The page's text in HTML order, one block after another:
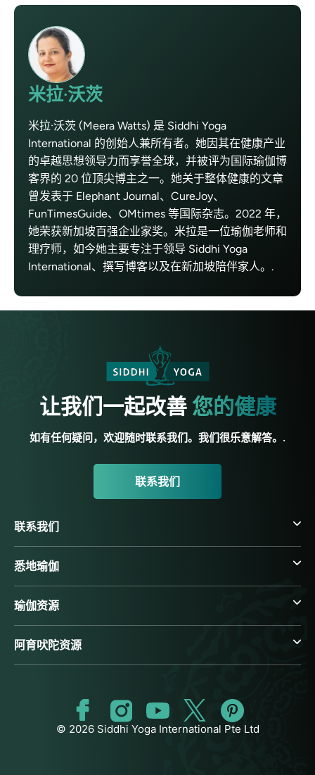
米拉·沃茨
米拉·沃茨 (Meera Watts) 是 Siddhi Yoga
International 的创始人兼所有者。她因其在健康产业
的卓越思想领导力而享誉全球，并被评为国际瑜伽博
客界的 20 位顶尖博主之一。她关于整体健康的文章
曾发表于 Elephant Journal、CureJoy、
FunTimesGuide、OMtimes 等国际杂志。2022 年，
她荣获新加坡百强企业家奖。米拉是一位瑜伽老师和
理疗师，如今她主要专注于领导 Siddhi Yoga
International、撰写博客以及在新加坡陪伴家人。.
让我们一起改善 您的健康
如有任何疑问，欢迎随时联系我们。我们很乐意解答。.
联系我们
联系我们
悉地瑜伽
瑜伽资源
阿育吠陀资源
© 2026 Siddhi Yoga International Pte Ltd